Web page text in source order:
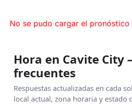
No se pudo cargar el
Hora en Cavite
frecuentes
Respuestas actualizadas en cada
local actual, zona horaria y estado